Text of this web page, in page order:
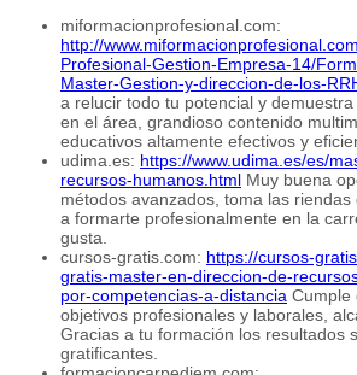
miformacionprofesional.com:
http://
Profesional-Gestion-Empresa-14/
Master-Gestion-y-direccion-de-los-
a relucir todo tu potencial y
en el área, grandioso contenido
educativos altamente efectivos y
udima.es: https://www.udima.es/es/
recursos-humanos.html Muy buena
métodos avanzados, toma las
a formarte profesionalmente en la
gusta.
cursos-gratis.com: https://cursos-
gratis-master-en-direccion-de-
por-competencias-a-distancia Cumple
objetivos profesionales y laborales,
Gracias a tu formación los resultados
gratificantes.